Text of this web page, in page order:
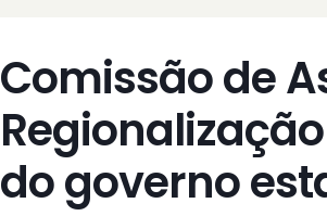
Comissão de
do governo